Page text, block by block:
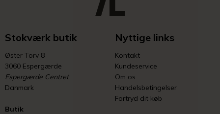
Stokværk butik
Øster Torv 8
3060 Espergærde
Espergærde Centret
Danmark
Butik
Nyttige links
Kontakt
Kundeservice
Om os
Handelsbetingelser
Fortryd dit køb